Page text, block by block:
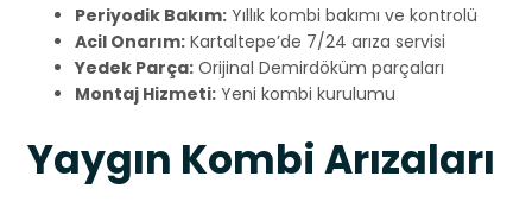
Periyodik Bakım: Yıllık kombi bakımı ve kontrolü
Acil Onarım: Kartaltepe’de 7/24 arıza servisi
Yedek Parça: Orijinal Demirdöküm parçaları
Montaj Hizmeti: Yeni kombi kurulumu
Yaygın Kombi Arızaları